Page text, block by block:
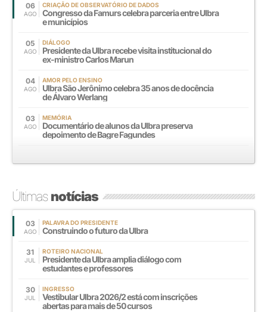
06
AGO
CRIAÇÃO DE OBSERVATÓRIO DE DADOS
Congresso da Famurs celebra parceria entre Ulbra
e municípios
05
AGO
DIÁLOGO
Presidente da Ulbra recebe visita institucional do
ex-ministro Carlos Marun
04
AGO
AMOR PELO ENSINO
Ulbra São Jerônimo celebra 35 anos de docência
de Álvaro Werlang
03
AGO
MEMÓRIA
Documentário de alunos da Ulbra preserva
depoimento de Bagre Fagundes
Últimasnotícias
03
AGO
PALAVRA DO PRESIDENTE
Construindo o futuro da Ulbra
31
JUL
ROTEIRO NACIONAL
Presidente da Ulbra amplia diálogo com
estudantes e professores
30
JUL
INGRESSO
Vestibular Ulbra 2026/2 está com inscrições
abertas para mais de 50 cursos